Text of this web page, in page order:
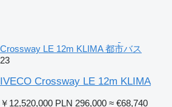
Crossway LE 12m KLIMA 都市バス
23
IVECO Crossway LE 12m KLIMA
￥12,520,000 PLN 296,000 ≈ €68,740